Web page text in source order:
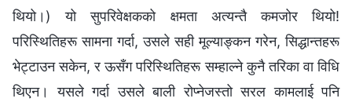
थियो।) यो सुपरिवेक्षकको क्षमता अत्यन्तै कमजोर थियो!
परिस्थितिहरू सामना गर्दा, उसले सही मूल्याङ्कन गरेन, सिद्धान्तहरू
भेट्टाउन सकेन, र ऊसँग परिस्थितिहरू सम्हाल्ने कुनै तरिका वा विधि
थिएन। यसले गर्दा उसले बाली रोप्नेजस्तो सरल कामलाई पनि